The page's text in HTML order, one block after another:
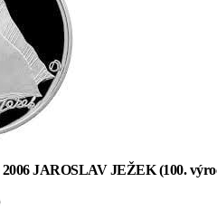
JAROSLAV JEŽEK (100.